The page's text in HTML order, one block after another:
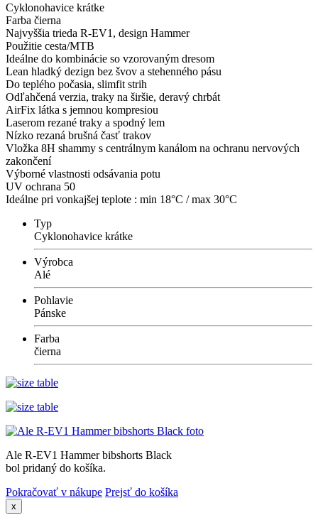
Cyklonohavice krátke
Farba čierna
Najvyššia trieda R-EV1, design Hammer
Použitie cesta/MTB
Ideálne do kombinácie so vzorovaným dresom
Lean hladký dezign bez švov a stehenného pásu
Do teplého počasia, slimfit strih
Odľahčená verzia, traky na širšie, deravý chrbát
AirFix látka s jemnou kompresiou
Laserom rezané traky a spodný lem
Nízko rezaná brušná časť trakov
Vložka 8H shammy s centrálnym kanálom na ochranu nervových
zakončení
Výborné vlastnosti odsávania potu
UV ochrana 50
Ideálne pri vonkajšej teplote : min 18°C / max 30°C
Typ
Cyklonohavice krátke
Výrobca
Alé
Pohlavie
Pánske
Farba
čierna
Ale R-EV1 Hammer bibshorts Black
bol pridaný do košíka.
Pokračovať v nákupe Prejsť do košíka
x